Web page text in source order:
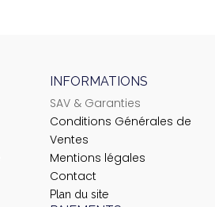
INFORMATIONS
SAV & Garanties
Conditions Générales de
Ventes
Mentions légales
Contact
Plan du site